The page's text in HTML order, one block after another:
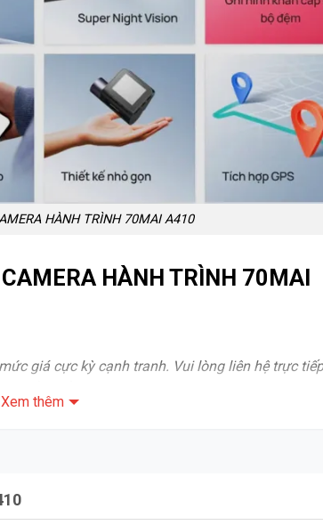
HÀNH TRÌNH 70MAI A410
HÀNH TRÌNH 70MAI
giá cực kỳ cạnh tranh. Vui lòng liên hệ trực tiếp
thiết kế nhỏ gọn, được dán chắc chắn lên kính lái
Xem thêm